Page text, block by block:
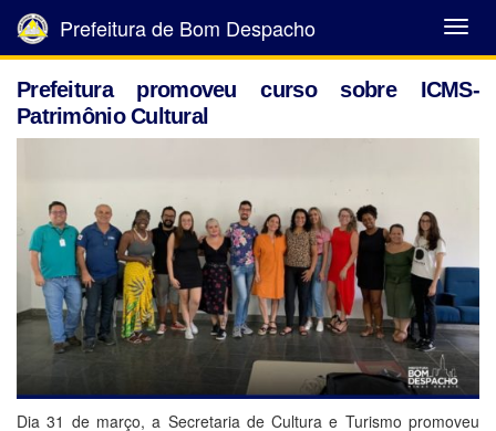
Abrir
Menu
Prefeitura de Bom Despacho
Prefeitura promoveu curso sobre ICMS-
Patrimônio Cultural
Dia 31 de março, a Secretaria de Cultura e Turismo promoveu